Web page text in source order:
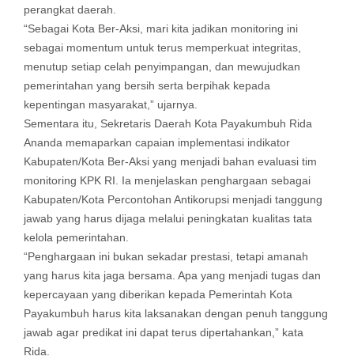
perangkat daerah.
“Sebagai Kota Ber-Aksi, mari kita jadikan monitoring ini
sebagai momentum untuk terus memperkuat integritas,
menutup setiap celah penyimpangan, dan mewujudkan
pemerintahan yang bersih serta berpihak kepada
kepentingan masyarakat,” ujarnya.
Sementara itu, Sekretaris Daerah Kota Payakumbuh Rida
Ananda memaparkan capaian implementasi indikator
Kabupaten/Kota Ber-Aksi yang menjadi bahan evaluasi tim
monitoring KPK RI. Ia menjelaskan penghargaan sebagai
Kabupaten/Kota Percontohan Antikorupsi menjadi tanggung
jawab yang harus dijaga melalui peningkatan kualitas tata
kelola pemerintahan.
“Penghargaan ini bukan sekadar prestasi, tetapi amanah
yang harus kita jaga bersama. Apa yang menjadi tugas dan
kepercayaan yang diberikan kepada Pemerintah Kota
Payakumbuh harus kita laksanakan dengan penuh tanggung
jawab agar predikat ini dapat terus dipertahankan,” kata
Rida.